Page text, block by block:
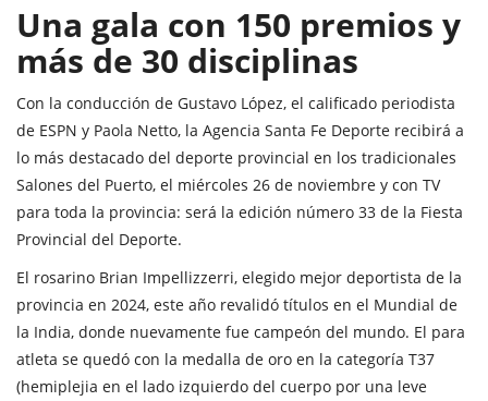
Una gala con 150 premios y
más de 30 disciplinas
Con la conducción de Gustavo López, el calificado periodista
de ESPN y Paola Netto, la Agencia Santa Fe Deporte recibirá a
lo más destacado del deporte provincial en los tradicionales
Salones del Puerto, el miércoles 26 de noviembre y con TV
para toda la provincia: será la edición número 33 de la Fiesta
Provincial del Deporte.
El rosarino Brian Impellizzerri, elegido mejor deportista de la
provincia en 2024, este año revalidó títulos en el Mundial de
la India, donde nuevamente fue campeón del mundo. El para
atleta se quedó con la medalla de oro en la categoría T37
(hemiplejia en el lado izquierdo del cuerpo por una leve